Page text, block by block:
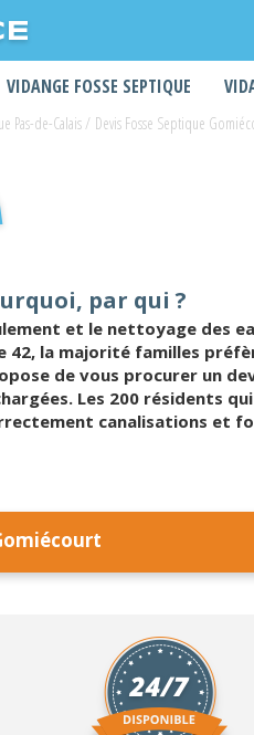
VIDANGE FOSSE SEPTIQUE
Pas-de-Calais/ Devis Fosse Septique
par qui ?
et le nettoyage des
42, la majorité familles
de vous procurer un
Les 200 résidents
canalisations et